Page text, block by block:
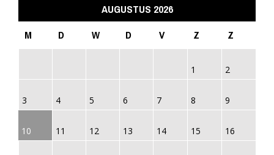
AUGUSTUS 2026
M
D W D V Z Z
1 2
3 4 5 6 7 8 9
10 11 12 13 14 15 16